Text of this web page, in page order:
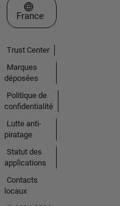
Sélectionner un site web
France
Trust Center
Marques
déposées
Politique de
confidentialité
Lutte anti-
piratage
Statut des
applications
Contacts
locaux